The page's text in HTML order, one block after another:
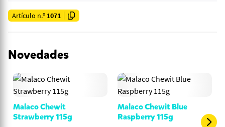
Artículo n.º 1071
Novedades
Malaco Chewit
Strawberry 115g
Malaco Chewit Blue
Raspberry 115g